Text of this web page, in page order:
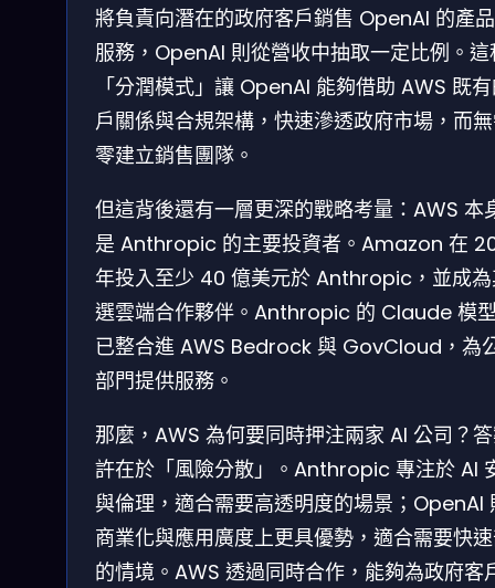
將負責向潛在的政府客戶銷售 OpenAI 的產
服務，OpenAI 則從營收中抽取一定比例。這
「分潤模式」讓 OpenAI 能夠借助 AWS 既
戶關係與合規架構，快速滲透政府市場，而
零建立銷售團隊。
但這背後還有一層更深的戰略考量：AWS 本
是 Anthropic 的主要投資者。Amazon 在
年投入至少 40 億美元於 Anthropic，並成
選雲端合作夥伴。Anthropic 的 Claude 模
已整合進 AWS Bedrock 與 GovCloud，為
部門提供服務。
那麼，AWS 為何要同時押注兩家 AI 公司？
許在於「風險分散」。Anthropic 專注於 AI
與倫理，適合需要高透明度的場景；OpenAI
商業化與應用廣度上更具優勢，適合需要快
的情境。AWS 透過同時合作，能夠為政府客